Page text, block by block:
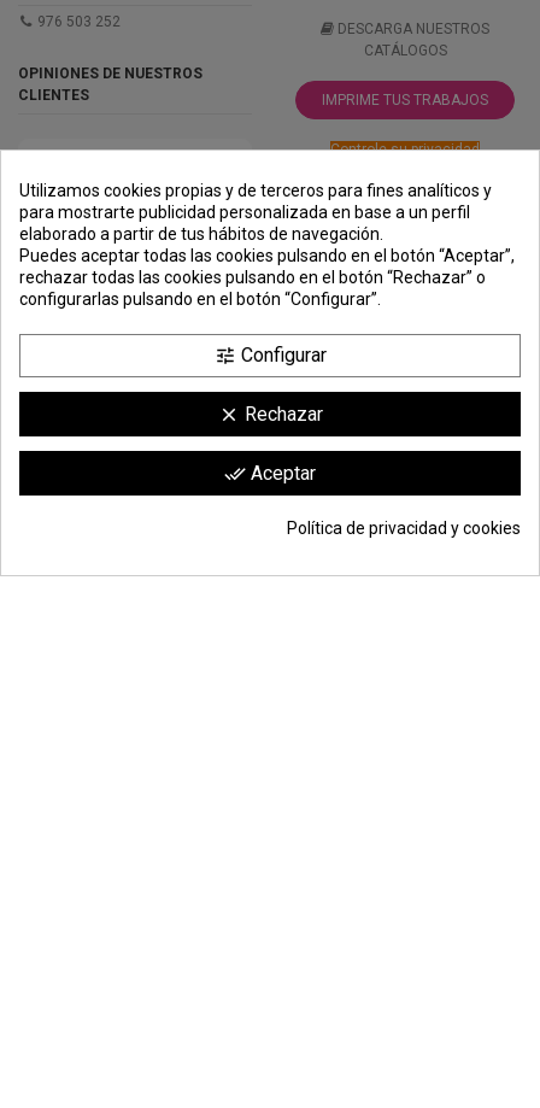
cantidad mínima de compra 10 unidades
Añadir a la cesta *5,40 €
976 503 252
OPINIONES DE NUESTROS
CLIENTES
DESCARGA NUESTROS
CATÁLOGOS
IMPRIME TUS TRABAJOS
Controle su privacidad
PREMIOS
METODOS
DE PAGO
ENVÍO
COMERCIO
SEGURO
clic aquí para mostrar el certificado.
Utilizamos cookies propias y de terceros para fines analíticos y
para mostrarte publicidad personalizada en base a un perfil
elaborado a partir de tus hábitos de navegación.
Puedes aceptar todas las cookies pulsando en el botón “Aceptar”,
rechazar todas las cookies pulsando en el botón “Rechazar” o
configurarlas pulsando en el botón “Configurar”.
tune Configurar
clear Rechazar
done_all Aceptar
Política de privacidad y cookies